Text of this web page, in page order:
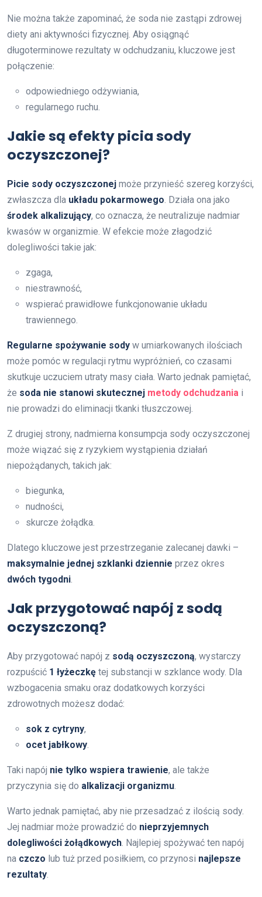
Nie można także zapominać, że soda nie zastąpi zdrowej
diety ani aktywności fizycznej. Aby osiągnąć
długoterminowe rezultaty w odchudzaniu, kluczowe jest
połączenie:
odpowiedniego odżywiania,
regularnego ruchu.
Jakie są efekty picia sody
oczyszczonej?
Picie sody oczyszczonej może przynieść szereg korzyści,
zwłaszcza dla układu pokarmowego. Działa ona jako
środek alkalizujący, co oznacza, że neutralizuje nadmiar
kwasów w organizmie. W efekcie może złagodzić
dolegliwości takie jak:
zgaga,
niestrawność,
wspierać prawidłowe funkcjonowanie układu
trawiennego.
Regularne spożywanie sody w umiarkowanych ilościach
może pomóc w regulacji rytmu wypróżnień, co czasami
skutkuje uczuciem utraty masy ciała. Warto jednak pamiętać,
że soda nie stanowi skutecznej metody odchudzania i
nie prowadzi do eliminacji tkanki tłuszczowej.
Z drugiej strony, nadmierna konsumpcja sody oczyszczonej
może wiązać się z ryzykiem wystąpienia działań
niepożądanych, takich jak:
biegunka,
nudności,
skurcze żołądka.
Dlatego kluczowe jest przestrzeganie zalecanej dawki –
maksymalnie jednej szklanki dziennie przez okres
dwóch tygodni.
Jak przygotować napój z sodą
oczyszczoną?
Aby przygotować napój z sodą oczyszczoną, wystarczy
rozpuścić 1 łyżeczkę tej substancji w szklance wody. Dla
wzbogacenia smaku oraz dodatkowych korzyści
zdrowotnych możesz dodać:
sok z cytryny,
ocet jabłkowy.
Taki napój nie tylko wspiera trawienie, ale także
przyczynia się do alkalizacji organizmu.
Warto jednak pamiętać, aby nie przesadzać z ilością sody.
Jej nadmiar może prowadzić do nieprzyjemnych
dolegliwości żołądkowych. Najlepiej spożywać ten napój
na czczo lub tuż przed posiłkiem, co przynosi najlepsze
rezultaty.